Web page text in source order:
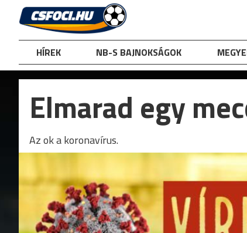
content
HÍREK NB-S BAJNOKSÁGOK
Elmarad egy
Az ok a koronavírus.